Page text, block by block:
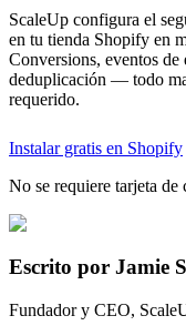
ScaleUp configura el
en tu tienda Shopify en
Conversions, eventos
deduplicación — todo
requerido.
Instalar gratis en Shopify
No se requiere tarjeta de
Escrito por Jamie
Fundador y CEO,